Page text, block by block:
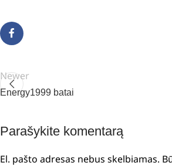
Newer
Energy1999 batai
Parašykite komentarą
El. pašto adresas nebus skelbiamas.